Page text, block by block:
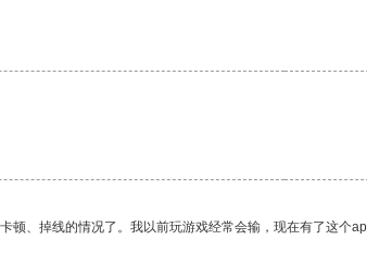
、掉线的情况了。我以前玩游戏经常会输，现在有了这个